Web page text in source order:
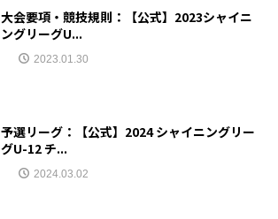
大会要項・競技規則：【公式】2023シャイニ
ングリーグU...
2023.01.30
予選リーグ：【公式】2024 シャイニングリー
グU-12 チ...
2024.03.02